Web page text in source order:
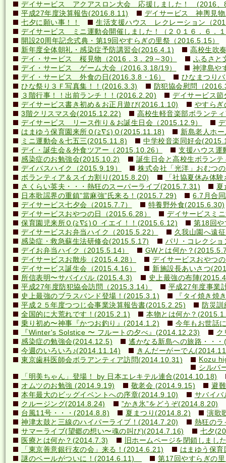
デイサービス アクアスロン大会 応援しました！ (2016、
平成27年度決算報告(2016.8.11)
デイサービス 神輿見物
七夕に願い事！！
生活支援ハウス レクレーション（
デイサービス ミニ運動会開催しました！（２０１６．６．
開設20周年記念式典・第19回やすらぎの里祭（2016.5.15）
新年度全体朝礼・感染症予防講習会(2016.4.1)
高校生吹
デイ・サービス 桜見物（2016．3．29～30）
ふるさと
デイ・サービス ゲーム大会（2016.3.18/19）
神津島や
デイ・サービス 外食の日(2016.3.8・16）
ひなまつり
ひな祭り３Ｆ写真集！！(2016.3.3)
防犯協会慰問（
３階行事！！出前ランチ！！(2016.2.20)
デイサービス
デイサービス書き初め＆お正月遊び(2016.1.10)
やすら
3階クリスマス会(2015.12.22)
高校生軽音楽部ボランテ
デイサービス リース作り＆お誕生日会（2015.12.9）
はまゆう保育園来所Ｏ(≧∇≦)Ｏ(2015.11.18)
新島老人ホ
ミニ運動会＆七五三(2015.11.8)
中学校音楽同好会
デイ・誕生会＆外食ツアー（2015.10.26）
支援ハウス運
感染症のお勉強会(2015.10.2)
誕生日会と高校生ボラン
デイバスハイク（2015.9.19）
株式会社「光洋」おむつ
ボランティア＆スイカ割り(2015.8.20)
「社協夏休み体
さくらい英夫・・・熱狂のスーパーライブ(2015.7.31)
夏
日本歌謡界の重鎮”當麻強”氏来る！(2015.7.29)
6.7月合
デイサービス七夕会（2015.7.7）
特養野外食(2015.6.30)
デイサービスおやつの日（2015.6.28）
デイサービスミ
保育園児来所Ｏ(≧∇≦)Ｏ イエイ！！(2015.6.12)
第18回
デイサービスお弁当ハイク（2015.5.22）
久我山園へ遠
感染症・救急蘇生法研修会(2015.5.17)
パリ・コレクシ
デイお弁当ハイク（2015.5.14）
GWとは何か？
デイサービスお散歩（2015.4.28）
デイサービスおやつ
デイサービス誕生会（2015.4.16）
新施設長あいさつ
所信表明〜サバイバル (2015.4.3)
史上最強の布陣
平成27年度防犯協会訪問（2015.3.14）
平成27年度事業
史上最強のブラスバンド登場！(2015.3.1)
『タイ焼き焼
平成２５年度つつじ会事業決算報告書(2015.2.25)
防災
全国的に大荒れです！(2015.2.1)
本物とは何か？
乗り初め〜神事『かつお釣り』(2014.1.2)
今年もお世話
『Winter's Solstice 〜 フルートの夕べ』(2014.12.23)
ク
感染症の勉強会(2014.12.5)
遙かなる新島への旅路・・
今週のいろいろ♪(2014.11.14)
きんだーがーでん
東京歯科医師会ボラアンティア訪問(2014.10.31)
Kozu
シルバ
「明美ちゃん」登場！ by 日本エレキテル連合(2014.10.18)
オムツのお勉強 (2014.9.19)
敬老会 (2014.9.15)
避
本年最大のビッグイベントへの序章(2014.9.10)
サバイ
クルージング(2014.8.24)
”かき氷”をどうぞ(2014.8.20)
台風11号・・・(2014.8.8)
夏まつり(2014.8.2)
演歌
神津太鼓と三線のハイパーライブ！(2014.7.20)
熱狂の
サマーライブ(望郷の想い〜魂の叫び)(2014.7.16)
七夕
医療とは何か？(2014.7.3)
旧ホームページを閉鎖しまし
「東京善意銀行友の会」来る！(2014.6.21)
はまゆう保
謎のベールがついに！(2014.6.11)
第17回やすらぎの